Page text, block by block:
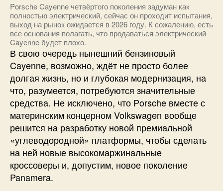
Porsche Cayenne четвёртого поколения задуман как
полностью электрический, сейчас он проходит испытания,
выход на рынок ожидается в 2026 году. К сожалению, есть
все основания полагать, что продаваться электрический
Cayenne будет плохо.
В свою очередь нынешний бензиновый
Cayenne, возможно, ждёт не просто более
долгая жизнь, но и глубокая модернизация, на
что, разумеется, потребуются значительные
средства. Не исключено, что Porsche вместе с
материнским концерном Volkswagen вообще
решится на разработку новой премиальной
«углеводородной» платформы, чтобы сделать
на ней новые высокомаржинальные
кроссоверы и, допустим, новое поколение
Panamera.